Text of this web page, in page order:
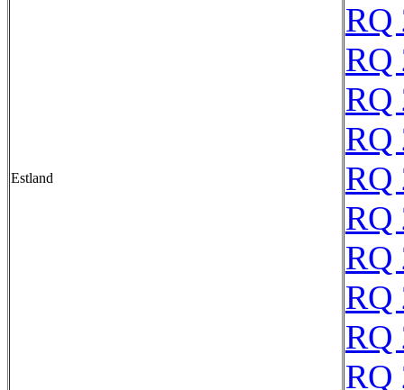
Estland
RQ
RQ
RQ
RQ
RQ
RQ
RQ
RQ
RQ
RQ